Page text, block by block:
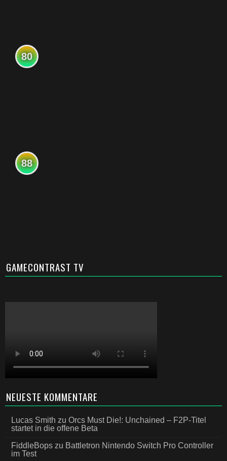
80
88
GAMECONTRAST TV
NEUESTE KOMMENTARE
Lucas Smith zu Orcs Must Die!: Unchained – F2P-Titel
startet in die offene Beta
FiddleBops zu Battletron Nintendo Switch Pro Controller
im Test